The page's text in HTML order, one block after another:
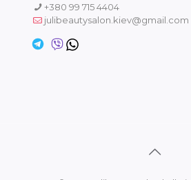
+380 99 715 4404
julibeautysalon.kiev@gmail.com